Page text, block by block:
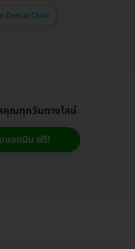
Dental Clinic
ณทุกวันทางไลน์
แอดมิน ฟรี!